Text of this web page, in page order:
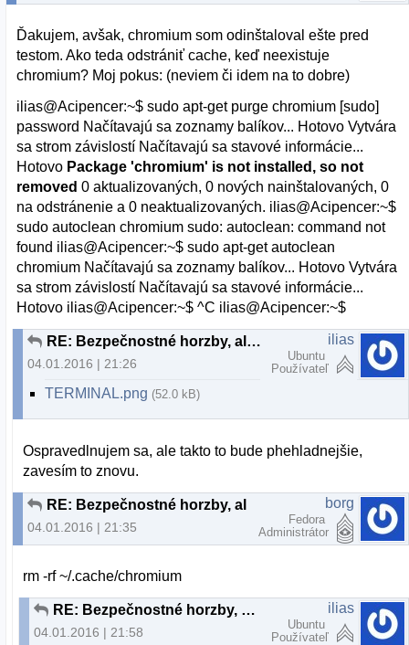
Ďakujem, avšak, chromium som odinštaloval ešte pred
testom. Ako teda odstrániť cache, keď neexistuje
chromium? Moj pokus: (neviem či idem na to dobre)
ilias@Acipencer:~$ sudo apt-get purge chromium [sudo]
password Načítavajú sa zoznamy balíkov... Hotovo Vytvára
sa strom závislostí Načítavajú sa stavové informácie...
Hotovo Package 'chromium' is not installed, so not
removed 0 aktualizovaných, 0 nových nainštalovaných, 0
na odstránenie a 0 neaktualizovaných. ilias@Acipencer:~$
sudo autoclean chromium sudo: autoclean: command not
found ilias@Acipencer:~$ sudo apt-get autoclean
chromium Načítavajú sa zoznamy balíkov... Hotovo Vytvára
sa strom závislostí Načítavajú sa stavové informácie...
Hotovo ilias@Acipencer:~$ ^C ilias@Acipencer:~$
RE: Bezpečnostné horzby, alebo planý poplach?
04.01.2016 | 21:26
ilias
Ubuntu
Používateľ
TERMINAL.png (52.0 kB)
Ospravedlnujem sa, ale takto to bude phehladnejšie,
zavesím to znovu.
04.01.2016 | 21:35
borg
Fedora
Administrátor
rm -rf ~/.cache/chromium
RE: Bezpečnostné horzby, alebo planý poplach?
04.01.2016 | 21:58
ilias
Ubuntu
Používateľ